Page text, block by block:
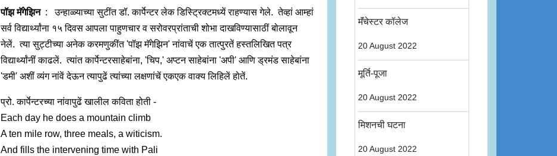
पॉझ मॅगेझिन : उन्हाळ्याच्या सुटींत डॉ. कार्पेन्टर लेक डिस्ट्रिक्टमध्यें राहण्यास गेले. तेव्हां आम्हां
सर्व विद्यार्थ्यांना १५ दिवस आपला पाहुणचार व सरोवरप्रांताची शोभा दाखविण्यासाठीं बोलावून
नेलें. त्या सुट्टीच्या अनेक करमणुकींत 'पॉझ मॅगेझिन' नांवाचें एक तात्पुरतें हस्तलिखित पत्र
विद्यार्थ्यांनीं काढलें. त्यांत कार्पेन्टरसाहेबांना, 'चिप,' अप्टन साहेबांना 'अपी' आणि ड्रमंड साहेबांना
'डमी' अशीं व्यंग नांवें देऊन त्यापुढें त्यांच्या लक्षणांचें एकएक वाक्य लिहिलें होतें.
प्रो. कार्पेन्टरच्या नांवापुढें खालील कविता होती -
Each day he does a mountain climb
A ten mile row, three meals, a witicism.
And fills the intervening time with Pali
मॅंचेस्टर कॉलेज
20 August 2022
मूर्ति-पूजा
20 August 2022
मिशनची घटना
20 August 2022